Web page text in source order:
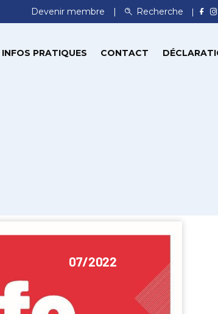
Devenir membre Recherche
INFOS PRATIQUES CONTACT